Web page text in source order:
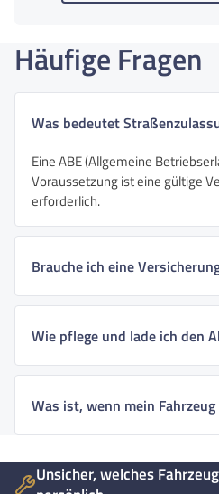
Häufige Fragen
Was bedeutet
Eine ABE (Allgemeine
Voraussetzung ist eine gültige
erforderlich.
Brauche ich eine
Wie pflege und lade ich den
Was ist, wenn mein
Unsicher, welches